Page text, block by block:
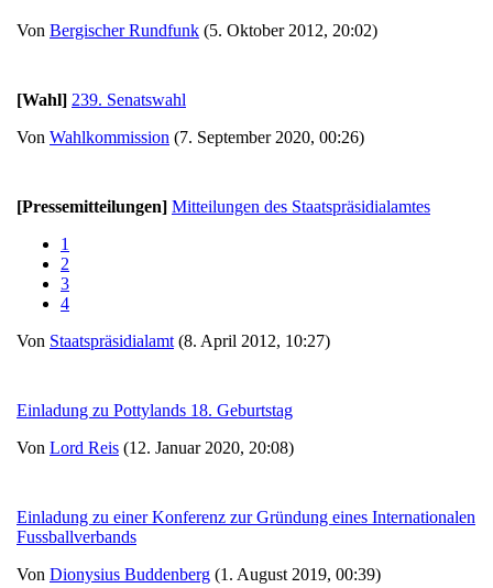
Von Bergischer Rundfunk (5. Oktober 2012, 20:02)
[Wahl] 239. Senatswahl
Von Wahlkommission (7. September 2020, 00:26)
[Pressemitteilungen] Mitteilungen des Staatspräsidialamtes
1
2
3
4
Von Staatspräsidialamt (8. April 2012, 10:27)
Einladung zu Pottylands 18. Geburtstag
Von Lord Reis (12. Januar 2020, 20:08)
Einladung zu einer Konferenz zur Gründung eines Internationalen
Fussballverbands
Von Dionysius Buddenberg (1. August 2019, 00:39)